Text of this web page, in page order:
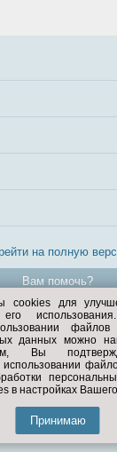
на полную
Вам помочь?
© Exist.ru 1998—2026
cookies для
данных можно
Вы
в настройках
Принимаю